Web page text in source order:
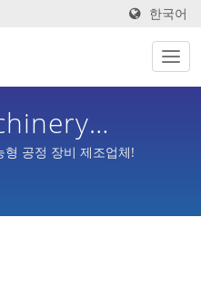
한국어
공정 장비 제조업체!